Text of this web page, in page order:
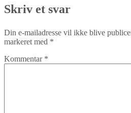
Skriv et svar
Din e-mailadresse vil ikke blive
markeret med *
Kommentar *